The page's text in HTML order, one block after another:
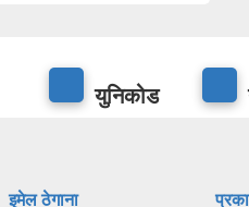
युनिकोड
इमेल ठेगाना